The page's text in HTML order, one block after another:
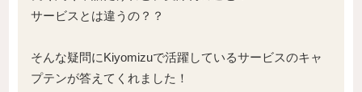
サービスとは違うの？？
そんな疑問にKiyomizuで活躍しているサービスのキャ
プテンが答えてくれました！